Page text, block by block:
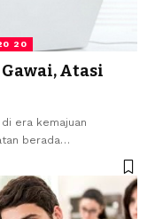
20
Atasi
era kemajuan
berada…